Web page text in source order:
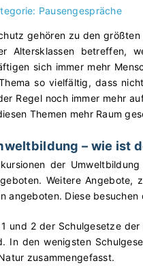
Pausengespräche
gehören zu den
Altersklassen betreffen,
sich immer mehr
so vielfältig, dass
Regel noch immer mehr
Themen mehr Raum
– wie ist
der
Weitere Angebote,
angeboten. Diese
und 2 der Schulgesetze
In den wenigsten
zusammengefasst.